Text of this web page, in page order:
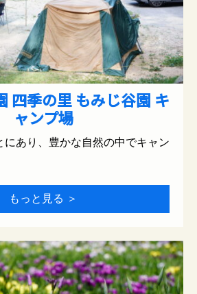
四季の里 もみじ谷園 キ
ャンプ場
にあり、豊かな自然の中でキャン
もっと見る ＞